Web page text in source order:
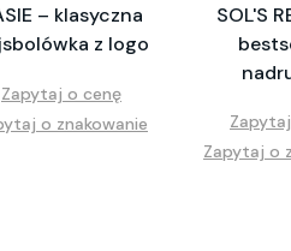
– klasyczna
z logo
Zapytaj o cenę
o znakowanie
SOL'S
Zapytaj o